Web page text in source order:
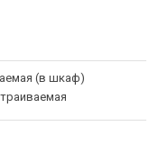
(в шкаф)